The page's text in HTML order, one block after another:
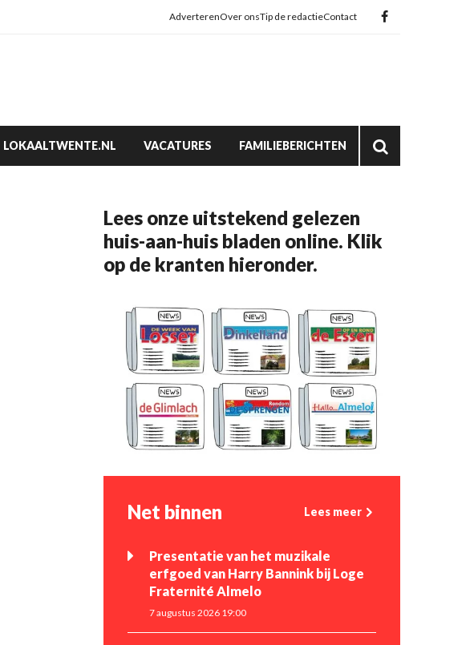
AdverterenOver onsTip de redactieContact
LOKAALTWENTE.NL VACATURES FAMILIEBERICHTEN
Lees onze uitstekend gelezen
huis-aan-huis bladen online. Klik
op de kranten hieronder.
Net binnen Lees meer
Presentatie van het muzikale
erfgoed van Harry Bannink bij Loge
Fraternité Almelo
7 augustus 2026 19:00